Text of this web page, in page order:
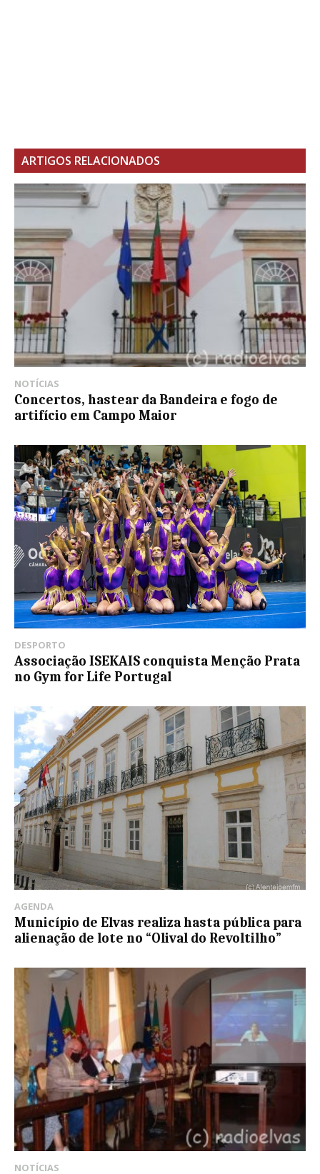
ARTIGOS RELACIONADOS
NOTÍCIAS
Concertos, hastear da Bandeira e fogo de
artifício em Campo Maior
DESPORTO
Associação ISEKAIS conquista Menção Prata
no Gym for Life Portugal
AGENDA
Município de Elvas realiza hasta pública para
alienação de lote no “Olival do Revoltilho”
NOTÍCIAS